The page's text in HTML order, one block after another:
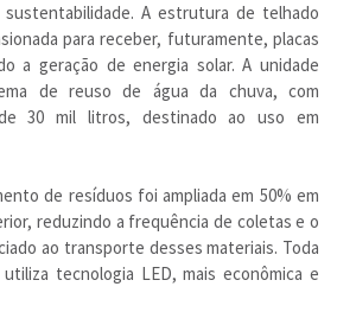
A estrutura de telhado
para receber, futuramente, placas
a geração de energia solar. A unidade
de reuso de água da chuva, com
de 30 mil litros, destinado ao uso em
de resíduos foi ampliada em 50% em
reduzindo a frequência de coletas e o
ao transporte desses materiais. Toda
tecnologia LED, mais econômica e